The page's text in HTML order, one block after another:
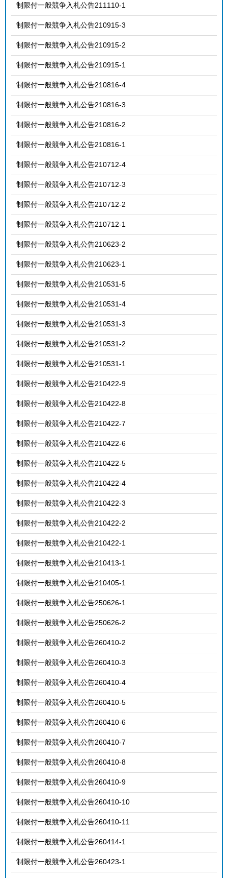
制限付一般競争入札公告211110-1
制限付一般競争入札公告210915-3
制限付一般競争入札公告210915-2
制限付一般競争入札公告210915-1
制限付一般競争入札公告210816-4
制限付一般競争入札公告210816-3
制限付一般競争入札公告210816-2
制限付一般競争入札公告210816-1
制限付一般競争入札公告210712-4
制限付一般競争入札公告210712-3
制限付一般競争入札公告210712-2
制限付一般競争入札公告210712-1
制限付一般競争入札公告210623-2
制限付一般競争入札公告210623-1
制限付一般競争入札公告210531-5
制限付一般競争入札公告210531-4
制限付一般競争入札公告210531-3
制限付一般競争入札公告210531-2
制限付一般競争入札公告210531-1
制限付一般競争入札公告210422-9
制限付一般競争入札公告210422-8
制限付一般競争入札公告210422-7
制限付一般競争入札公告210422-6
制限付一般競争入札公告210422-5
制限付一般競争入札公告210422-4
制限付一般競争入札公告210422-3
制限付一般競争入札公告210422-2
制限付一般競争入札公告210422-1
制限付一般競争入札公告210413-1
制限付一般競争入札公告210405-1
制限付一般競争入札公告250626-1
制限付一般競争入札公告250626-2
制限付一般競争入札公告260410-2
制限付一般競争入札公告260410-3
制限付一般競争入札公告260410-4
制限付一般競争入札公告260410-5
制限付一般競争入札公告260410-6
制限付一般競争入札公告260410-7
制限付一般競争入札公告260410-8
制限付一般競争入札公告260410-9
制限付一般競争入札公告260410-10
制限付一般競争入札公告260410-11
制限付一般競争入札公告260414-1
制限付一般競争入札公告260423-1